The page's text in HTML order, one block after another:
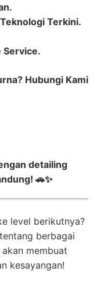
Terkini.
Service.
Hubungi Kami
detailing
🚗✨
level berikutnya?
berbagai
membuat
kesayangan!